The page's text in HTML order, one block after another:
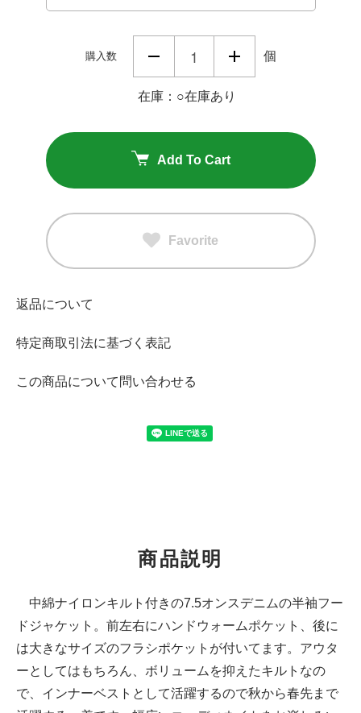
購入数 個
在庫：○在庫あり
Add To Cart
Favorite
返品について
特定商取引法に基づく表記
この商品について問い合わせる
商品説明
中綿ナイロンキルト付きの7.5オンスデニムの半袖フー
ドジャケット。前左右にハンドウォームポケット、後に
は大きなサイズのフラシポケットが付いてます。アウタ
ーとしてはもちろん、ボリュームを抑えたキルトなの
で、インナーベストとして活躍するので秋から春先まで